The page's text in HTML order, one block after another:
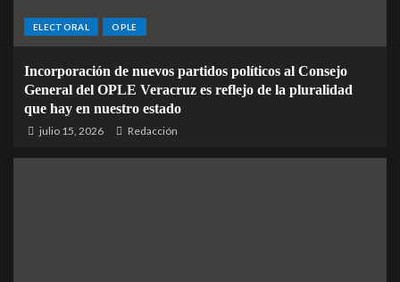
ELECTORAL OPLE
Incorporación de nuevos partidos políticos al Consejo
General del OPLE Veracruz es reflejo de la pluralidad
que hay en nuestro estado
julio 15, 2026 Redacción